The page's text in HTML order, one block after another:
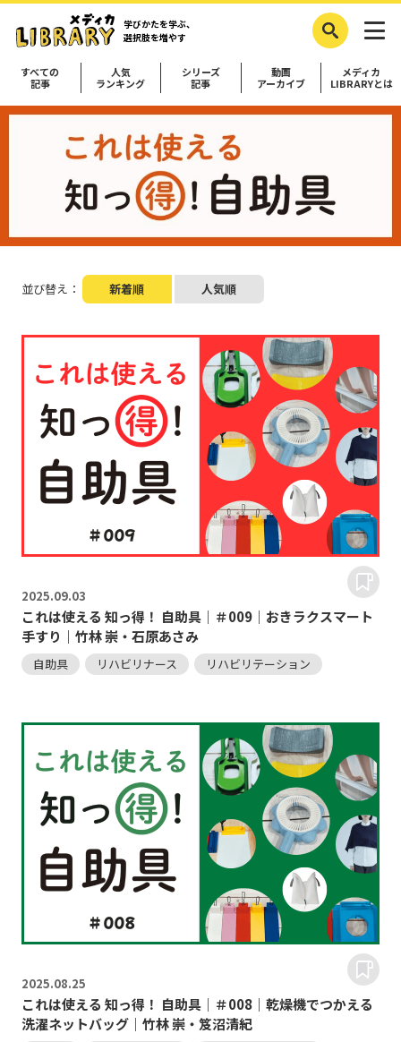
学びかたを学ぶ、
選択肢を増やす
すべての
記事
人気
ランキング
シリーズ
記事
動画
アーカイブ
メディカ
LIBRARYとは
並び替え： 新着順 人気順
2025.09.03
これは使える 知っ得！ 自助具｜＃009｜おきラクスマート
手すり｜竹林 崇・石原あさみ
自助具 リハビリナース リハビリテーション
2025.08.25
これは使える 知っ得！ 自助具｜＃008｜乾燥機でつかえる
洗濯ネットバッグ｜竹林 崇・笈沼清紀